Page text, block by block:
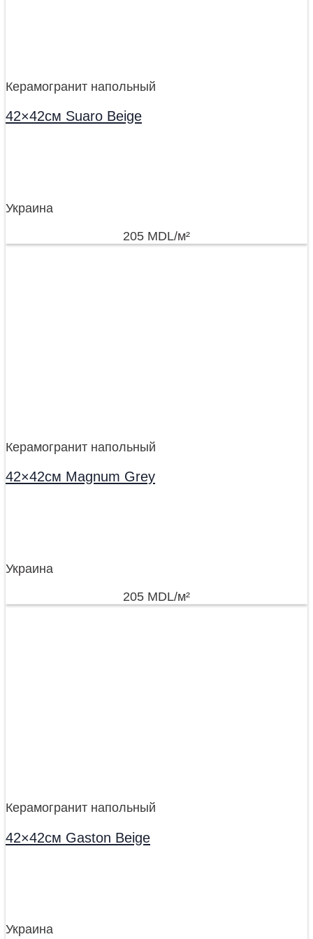
Керамогранит напольный
42×42см Suaro Beige
Украина
205 MDL/м²
Керамогранит напольный
42×42см Magnum Grey
Украина
205 MDL/м²
Керамогранит напольный
42×42см Gaston Beige
Украина